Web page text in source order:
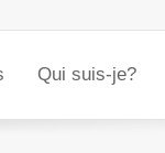
Qui suis-je?